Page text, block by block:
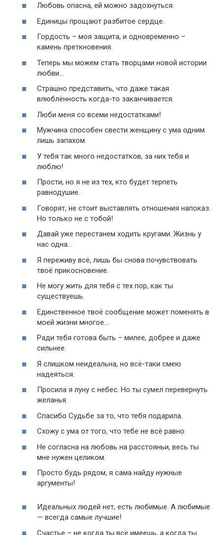
Любовь опасна, ей можно задохнуться.
Единицы прощают разбитое сердце.
Гордость – моя защита, и одновременно –
камень преткновения.
Теперь мы можем стать творцами новой истории
любви…
Страшно представить, что даже такая
влюблённость когда-то заканчивается.
Люби меня со всеми недостатками!
Мужчина способен свести женщину с ума одним
лишь запахом.
У тебя так много недостатков, за них тебя и
люблю!
Прости, но я не из тех, кто будет терпеть
равнодушие.
Говорят, не стоит выставлять отношения напоказ.
Но только не с тобой!
Давай уже перестанем ходить кругами. Жизнь у
нас одна…
Я переживу всё, лишь бы снова почувствовать
твоё прикосновение.
Не могу жить для тебя с тех пор, как ты
существуешь.
Единственное твоё сообщение может поменять в
моей жизни многое…
Ради тебя готова быть – милее, добрее и даже
сильнее.
Я слишком неидеальна, но всё-таки смею
надеяться.
Просила я луну с небес. Но ты сумел перевернуть
желанья.
Спасибо Судьбе за то, что тебя подарила.
Схожу с ума от того, что тебе не всё равно.
Не согласна на любовь на расстояньи, весь ты
мне нужен целиком.
Просто будь рядом, я сама найду нужные
аргументы!
Идеальных людей нет, есть любимые. А любимые
— всегда самые лучшие!
Счастье – не когда ты всё имеешь, а когда ты